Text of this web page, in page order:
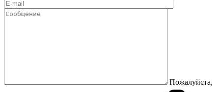
Пожалуйста,